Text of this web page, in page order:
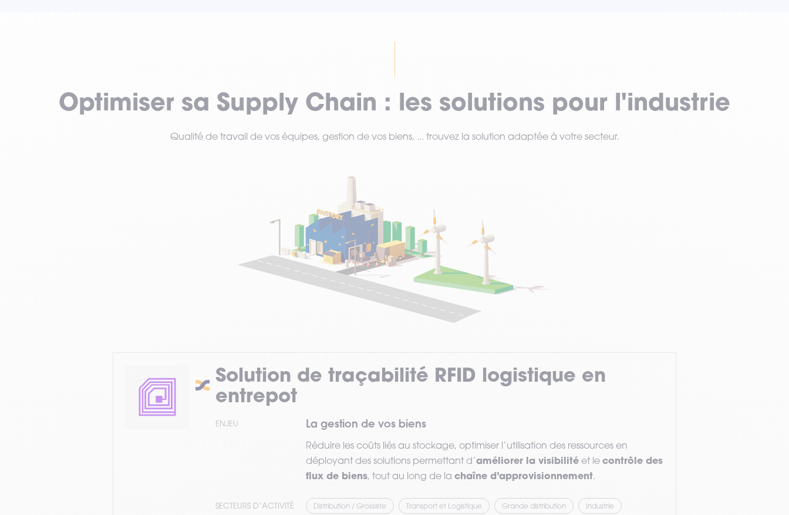
Optimiser sa Supply Chain : les solutions pour l'industrie
Qualité de travail de vos équipes, gestion de vos biens, ... trouvez la solution adaptée à votre secteur.
Solution de traçabilité RFID logistique en
entrepot
ENJEU La gestion de vos biens
Réduire les coûts liés au stockage, optimiser l’utilisation des ressources en
déployant des solutions permettant d’améliorer la visibilité et le contrôle des
flux de biens, tout au long de la chaîne d’approvisionnement.
SECTEURS D’ACTIVITÉ Distribution / Grossiste Transport et Logistique Grande distribution Industrie